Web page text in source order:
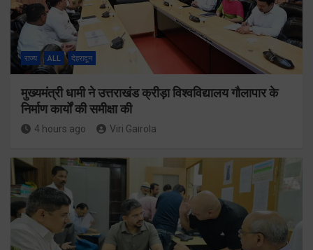
राज्य ALL देहरादून
मुख्यमंत्री धामी ने उत्तराखंड क्रीड़ा विश्वविद्यालय गौलापार के
निर्माण कार्यों की समीक्षा की
4 hours ago Viri Gairola